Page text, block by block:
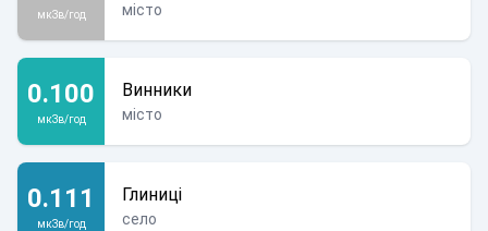
мкЗв/год місто
0.100
мкЗв/год
Винники
місто
0.111
мкЗв/год
Глиниці
село